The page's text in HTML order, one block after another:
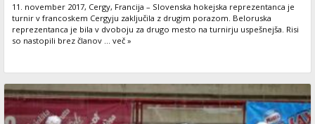
11. november 2017, Cergy, Francija – Slovenska hokejska reprezentanca je
turnir v francoskem Cergyju zaključila z drugim porazom. Beloruska
reprezentanca je bila v dvoboju za drugo mesto na turnirju uspešnejša. Risi
so nastopili brez članov ... več »